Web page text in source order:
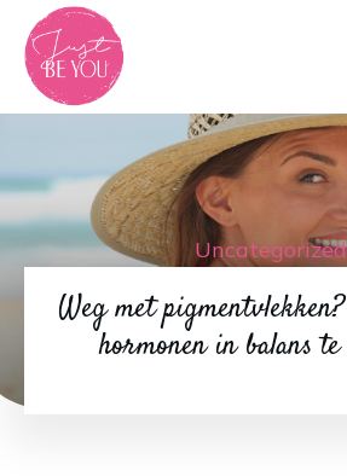
Uncategorized
Weg met
hormonen in balans